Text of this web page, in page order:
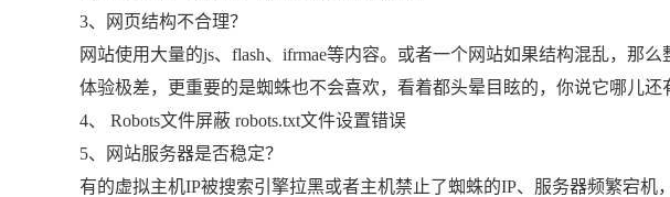
3、网页结构不合理？
网站使用大量的js、flash、ifrmae等内容。或者一个网站如果结构混乱，那
体验极差，更重要的是蜘蛛也不会喜欢，看着都头晕目眩的，你说它哪儿还
4、 Robots文件屏蔽 robots.txt文件设置错误
5、网站服务器是否稳定？
有的虚拟主机IP被搜索引擎拉黑或者主机禁止了蜘蛛的IP、服务器频繁宕机